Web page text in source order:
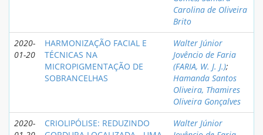
Carolina de Oliveira
Brito
2020-
01-20
HARMONIZAÇÃO FACIAL E
TÉCNICAS NA
MICROPIGMENTAÇÃO DE
SOBRANCELHAS
Walter Júnior
Jovêncio de Faria
(FARIA, W. J. J.);
Hamanda Santos
Oliveira, Thamires
Oliveira Gonçalves
2020-
CRIOLIPÓLISE: REDUZINDO
Walter Júnior